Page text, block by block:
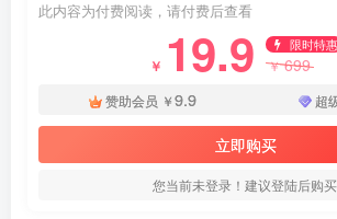
此内容为付费阅读，请付费后查看
￥ 19.9 限时特惠
￥699
赞助会员 ￥9.9 超
立即购买
您当前未登录！建议登陆后购